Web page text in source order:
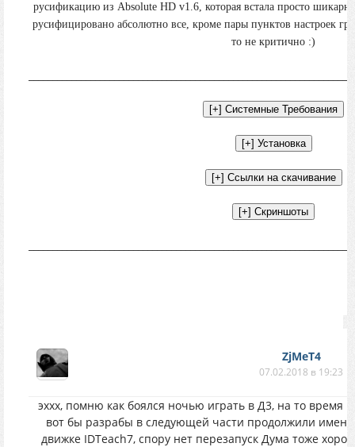
русификацию из Absolute HD v1.6, которая встала просто
русифицировано абсолютно все, кроме пары пунктов настроек
то не критично :)
ZjMeT4
07.02.2018 в 19:23
эххх, помню как боялся ночью играть в Д3, на то время
вот бы разрабы в следующей части продолжили
движке IDTeach7, спору нет перезапуск Дума тоже